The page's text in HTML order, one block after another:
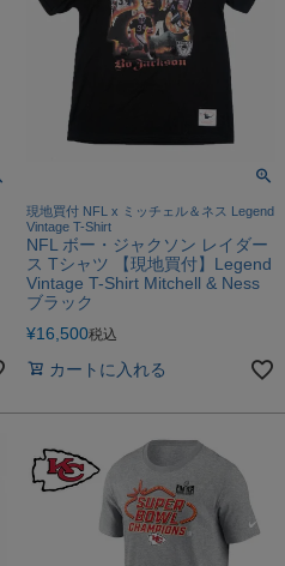
現地買付 NFL x ミッチェル＆ネス Legend
Vintage T-Shirt
NFL ボー・ジャクソン レイダー
ス Tシャツ 【現地買付】Legend
Vintage T-Shirt Mitchell & Ness
ブラック
¥16,500税込
カートに入れる